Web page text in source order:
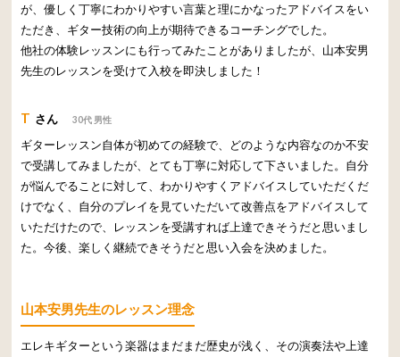
が、優しく丁寧にわかりやすい言葉と理にかなったアドバイスをい
ただき、ギター技術の向上が期待できるコーチングでした。
他社の体験レッスンにも行ってみたことがありましたが、山本安男
先生のレッスンを受けて入校を即決しました！
T さん 30代 男性
ギターレッスン自体が初めての経験で、どのような内容なのか不安
で受講してみましたが、とても丁寧に対応して下さいました。自分
が悩んでることに対して、わかりやすくアドバイスしていただくだ
けでなく、自分のプレイを見ていただいて改善点をアドバイスして
いただけたので、レッスンを受講すれば上達できそうだと思いまし
た。今後、楽しく継続できそうだと思い入会を決めました。
山本安男先生のレッスン理念
エレキギターという楽器はまだまだ歴史が浅く、その演奏法や上達